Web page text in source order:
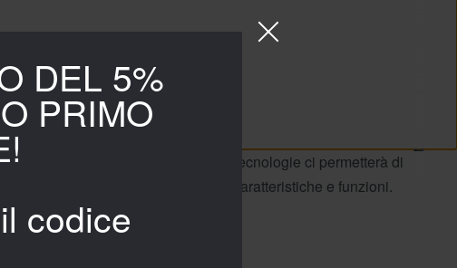
dispositivo. Il consenso a queste tecnologie ci permetterà di
influire negativamente su alcune caratteristiche e funzioni.
Nostri Canali Sociali
DEL 5%
PRIMO
codice